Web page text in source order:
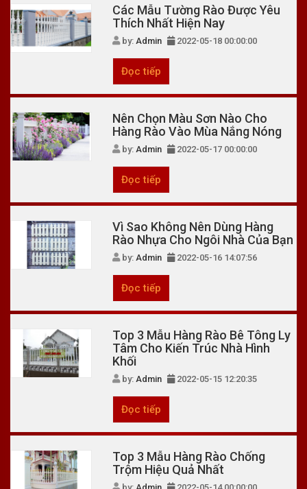
Các Mẫu Tường Rào Được Yêu
Thích Nhất Hiện Nay
by:Admin 2022-05-18 00:00:00
Đọc tiếp
Nên Chọn Màu Sơn Nào Cho
Hàng Rào Vào Mùa Nắng Nóng
by:Admin 2022-05-17 00:00:00
Đọc tiếp
Vì Sao Không Nên Dùng Hàng
Rào Nhựa Cho Ngôi Nhà Của Bạn
by:Admin 2022-05-16 14:07:56
Đọc tiếp
Top 3 Mẫu Hàng Rào Bê Tông Ly
Tâm Cho Kiến Trúc Nhà Hình
Khối
by:Admin 2022-05-15 12:20:35
Đọc tiếp
Top 3 Mẫu Hàng Rào Chống
Trộm Hiệu Quả Nhất